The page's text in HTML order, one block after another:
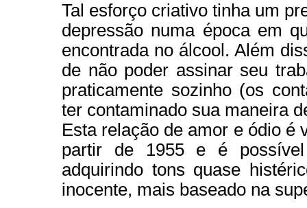
Tal esforço criativo tinha um
depressão numa época em
encontrada no álcool. Além
de não poder assinar seu
praticamente sozinho (os
ter contaminado sua maneira
Esta relação de amor e ódio é
partir de 1955 e é
adquirindo tons quase
inocente, mais baseado na